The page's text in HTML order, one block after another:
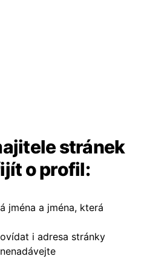
stránek
o profil:
jména a jména, která
i adresa stránky